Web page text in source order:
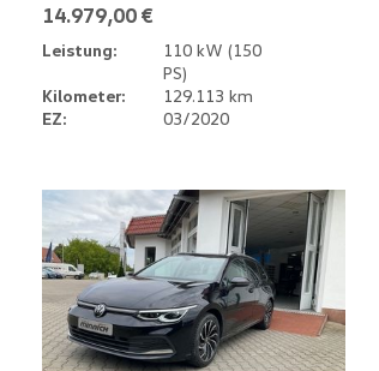
14.979,00 €
Leistung:
110 kW (150
PS)
Kilometer:
129.113 km
EZ:
03/2020